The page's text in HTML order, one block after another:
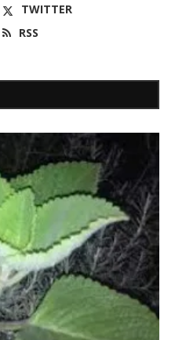
TWITTER
RSS